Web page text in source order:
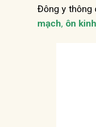
Đông y thông
mạch, ôn